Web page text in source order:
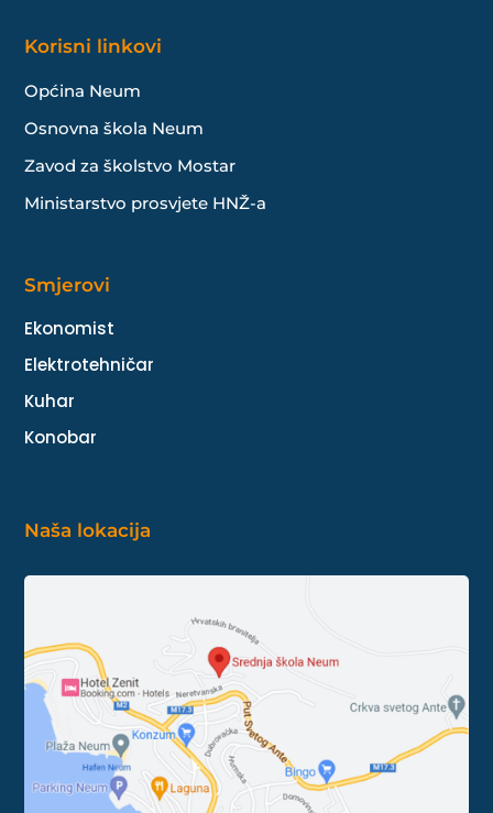
Korisni linkovi
Općina Neum
Osnovna škola Neum
Zavod za školstvo Mostar
Ministarstvo prosvjete HNŽ-a
Smjerovi
Ekonomist
Elektrotehničar
Kuhar
Konobar
Naša lokacija